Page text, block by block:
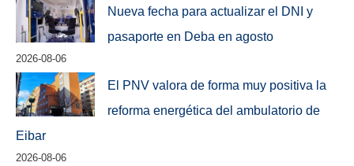
Nueva fecha para actualizar el DNI y
pasaporte en Deba en agosto
2026-08-06
El PNV valora de forma muy positiva la
reforma energética del ambulatorio de
Eibar
2026-08-06